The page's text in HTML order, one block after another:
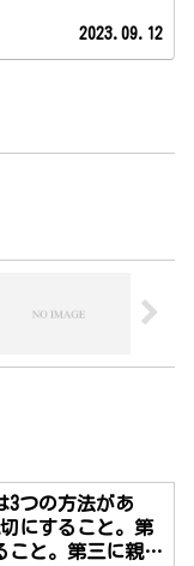
2023.09.12
3つの方法があ
にすること。第
こと。第三に親切